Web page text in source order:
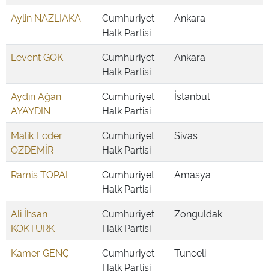
Aylin NAZLIAKA
Cumhuriyet
Halk Partisi
Ankara
Levent GÖK
Cumhuriyet
Halk Partisi
Ankara
Aydın Ağan
AYAYDIN
Cumhuriyet
Halk Partisi
İstanbul
Malik Ecder
ÖZDEMİR
Cumhuriyet
Halk Partisi
Sivas
Ramis TOPAL
Cumhuriyet
Halk Partisi
Amasya
Ali İhsan
KÖKTÜRK
Cumhuriyet
Halk Partisi
Zonguldak
Kamer GENÇ
Cumhuriyet
Halk Partisi
Tunceli